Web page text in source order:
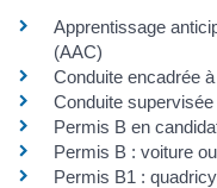
Apprentissage
(AAC)
Conduite encadrée
Conduite
Permis B en
Permis B : voiture
Permis B1 :